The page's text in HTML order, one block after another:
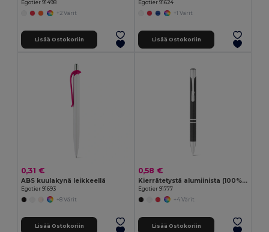
Egotier 91498
+2 Värit
Lisää Ostokoriin
Egotier 91624
+1 Värit
Lisää Ostokoriin
0,31 €
ABS kuulakynä leikkeellä
Egotier 91693
+8 Värit
Lisää Ostokoriin
0,58 €
Kierrätetystä alumiinista (100% rAL) kuulakärkikynä
Egotier 91777
+4 Värit
Lisää Ostokoriin